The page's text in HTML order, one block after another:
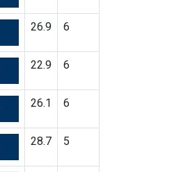
26.9 6
22.9 6
26.1 6
28.7 5